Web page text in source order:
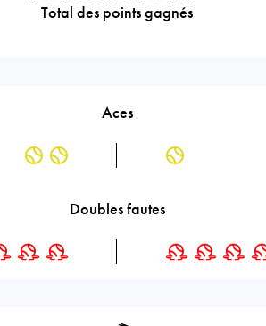
Total des points gagnés
Aces
Doubles fautes